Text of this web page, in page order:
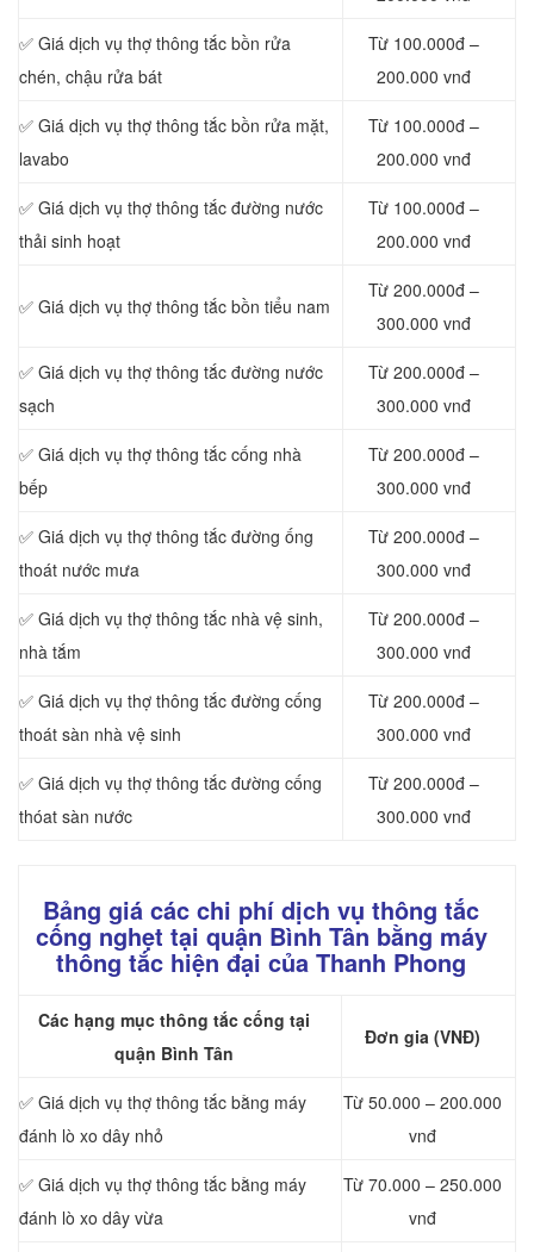
✅ Giá dịch vụ thợ thông tắc bồn rửa
chén, chậu rửa bát
Từ 100.000đ –
200.000 vnđ
✅ Giá dịch vụ thợ thông tắc bồn rửa mặt,
lavabo
Từ 100.000đ –
200.000 vnđ
‎✅ Giá dịch vụ thợ thông tắc đường nước
thải sinh hoạt
Từ 100.000đ –
200.000 vnđ
✅ Giá dịch vụ thợ thông tắc bồn tiểu nam
Từ 200.000đ –
300.000 vnđ
✅ Giá dịch vụ thợ thông tắc đường nước
sạch
Từ 200.000đ –
300.000 vnđ
✅ Giá dịch vụ thợ thông tắc cống nhà
bếp
Từ 200.000đ –
300.000 vnđ
✅ Giá dịch vụ thợ thông tắc đường ống
thoát nước mưa
Từ 200.000đ –
300.000 vnđ
✅ Giá dịch vụ thợ thông tắc nhà vệ sinh,
nhà tắm
Từ 200.000đ –
300.000 vnđ
✅ Giá dịch vụ thợ thông tắc đường cống
thoát sàn nhà vệ sinh
Từ 200.000đ –
300.000 vnđ
✅ Giá dịch vụ thợ thông tắc đường cống
thóat sàn nước
Từ 200.000đ –
300.000 vnđ
Bảng giá các chi phí dịch vụ thông tắc
cống nghẹt tại quận Bình Tân bằng máy
thông tắc hiện đại của Thanh Phong
Các hạng mục thông tắc cống tại
quận Bình Tân
Đơn gia (VNĐ)
✅ Giá dịch vụ thợ thông tắc bằng máy
đánh lò xo dây nhỏ
Từ 50.000 – 200.000
vnđ
✅ Giá dịch vụ thợ thông tắc bằng máy
đánh lò xo dây vừa
Từ 70.000 – 250.000
vnđ